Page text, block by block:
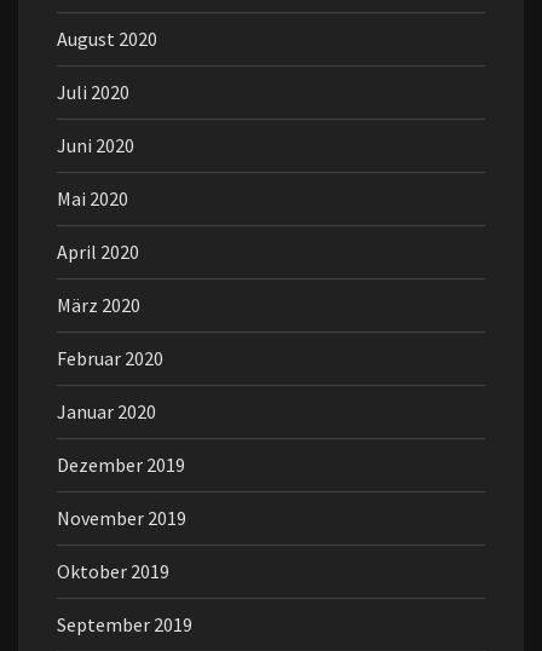
August 2020
Juli 2020
Juni 2020
Mai 2020
April 2020
März 2020
Februar 2020
Januar 2020
Dezember 2019
November 2019
Oktober 2019
September 2019